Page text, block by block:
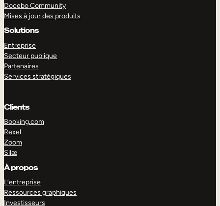
Docebo Community
Mises à jour des produits
Solutions
Entreprise
Secteur publique
Partenaires
Services stratégiques
Clients
Booking.com
Rexel
Zoom
Silæ
À propos
L’entreprise
Ressources graphiques
Investisseurs